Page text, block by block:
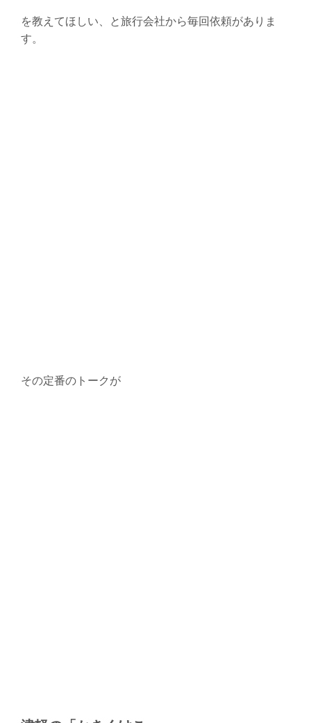
を教えてほしい、と旅行会社から毎回依頼がありま
す。
その定番のトークが